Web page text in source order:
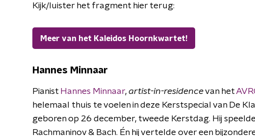
Kijk/luister het fragment hier terug:
Meer van het Kaleidos Hoornkwartet!
Hannes Minnaar
Pianist Hannes Minnaar, artist-in-residencevan het
helemaal thuis te voelen in deze Kerstspecial van De
geboren op 26 december, tweede Kerstdag. Hij
Rachmaninov & Bach. Én hij vertelde over een